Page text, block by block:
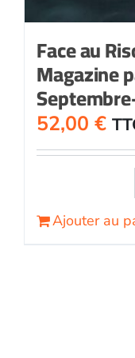
Face au
Magazine
52,00 €
Ajouter au